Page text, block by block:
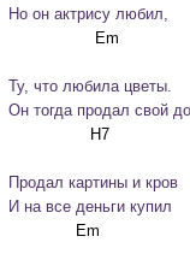
Но он актрису любил,
Ту, что любила цветы.
Он тогда продал свой
Продал картины и кров
И на все деньги купил